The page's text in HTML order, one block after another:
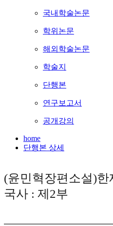
국내학술논문
학위논문
해외학술논문
학술지
단행본
연구보고서
공개강의
home
단행본 상세
(윤민혁장편소설)한
국사 : 제2부